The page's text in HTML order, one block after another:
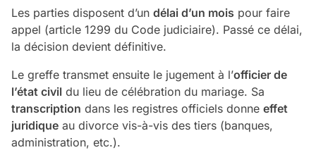
Les parties disposent d’un délai d’un mois pour faire
appel (article 1299 du Code judiciaire). Passé ce délai,
la décision devient définitive.
Le greffe transmet ensuite le jugement à l’officier de
l’état civil du lieu de célébration du mariage. Sa
transcription dans les registres officiels donne effet
juridique au divorce vis-à-vis des tiers (banques,
administration, etc.).